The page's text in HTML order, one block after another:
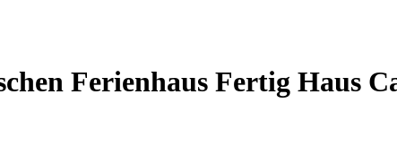
Ferienhaus Fertig Haus